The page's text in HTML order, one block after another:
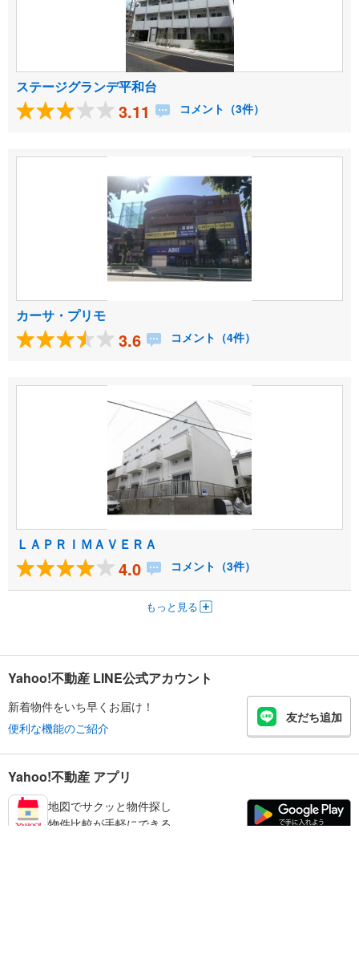
ステージグランデ平和台
3.11 コメント（3件）
カーサ・プリモ
3.6 コメント（4件）
ＬＡＰＲＩＭＡＶＥＲＡ
4.0 コメント（3件）
もっと見る
Yahoo!不動産 LINE公式アカウント
新着物件をいち早くお届け！
便利な機能のご紹介
友だち追加
Yahoo!不動産 アプリ
地図でサクッと物件探し
物件比較が手軽にできる